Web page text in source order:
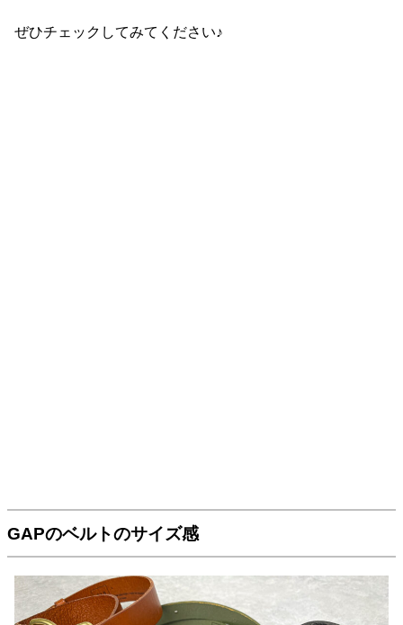
ぜひチェックしてみてください♪
GAPのベルトのサイズ感